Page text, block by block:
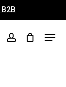
account
Menu
Close
Menu